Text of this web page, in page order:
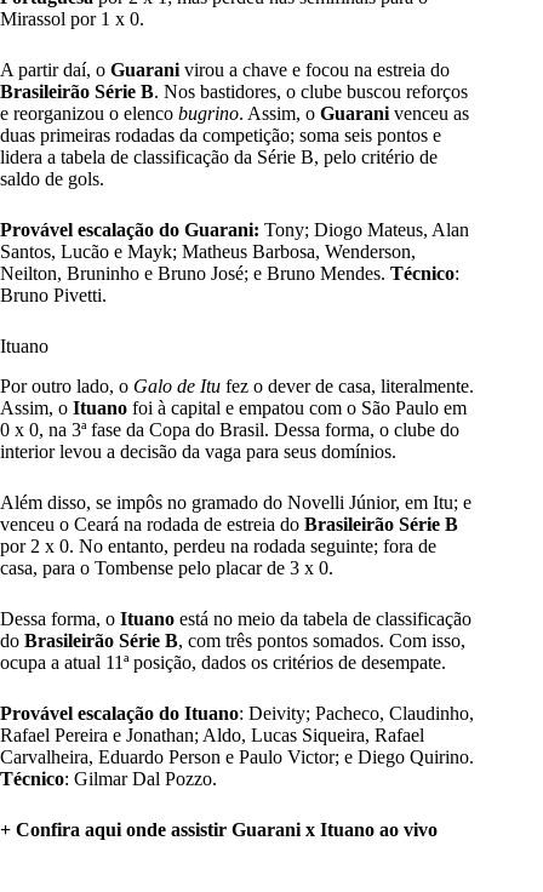
Mirassol por 1 x 0.
A partir daí, o Guarani virou a chave e focou na estreia do
Brasileirão Série B. Nos bastidores, o clube buscou reforços
e reorganizou o elenco bugrino. Assim, o Guarani venceu as
duas primeiras rodadas da competição; soma seis pontos e
lidera a tabela de classificação da Série B, pelo critério de
saldo de gols.
Provável escalação do Guarani: Tony; Diogo Mateus, Alan
Santos, Lucão e Mayk; Matheus Barbosa, Wenderson,
Neilton, Bruninho e Bruno José; e Bruno Mendes. Técnico:
Bruno Pivetti.
Ituano
Por outro lado, o Galo de Itu fez o dever de casa, literalmente.
Assim, o Ituano foi à capital e empatou com o São Paulo em
0 x 0, na 3ª fase da Copa do Brasil. Dessa forma, o clube do
interior levou a decisão da vaga para seus domínios.
Além disso, se impôs no gramado do Novelli Júnior, em Itu; e
venceu o Ceará na rodada de estreia do Brasileirão Série B
por 2 x 0. No entanto, perdeu na rodada seguinte; fora de
casa, para o Tombense pelo placar de 3 x 0.
Dessa forma, o Ituano está no meio da tabela de classificação
do Brasileirão Série B, com três pontos somados. Com isso,
ocupa a atual 11ª posição, dados os critérios de desempate.
Provável escalação do Ituano: Deivity; Pacheco, Claudinho,
Rafael Pereira e Jonathan; Aldo, Lucas Siqueira, Rafael
Carvalheira, Eduardo Person e Paulo Victor; e Diego Quirino.
Técnico: Gilmar Dal Pozzo.
+ Confira aqui onde assistir Guarani x Ituano ao vivo